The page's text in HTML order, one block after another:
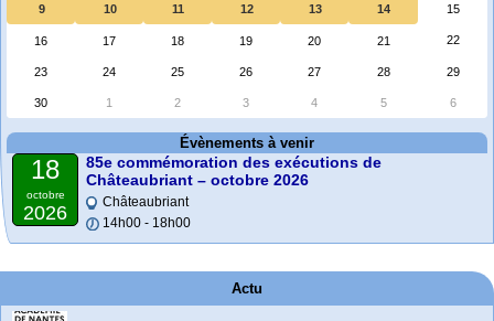
9 10 11 12 13 14 15
16 17 18 19 20 21 22
23 24 25 26 27 28 29
30 1 2 3 4 5 6
Évènements à venir
18
octobre
2026
85e commémoration des exécutions de
Châteaubriant – octobre 2026
Châteaubriant
14h00 - 18h00
Actu
Palmarès C.N.R.D. 2025-2026
Bravo à toutes et tous, élèves et profs.